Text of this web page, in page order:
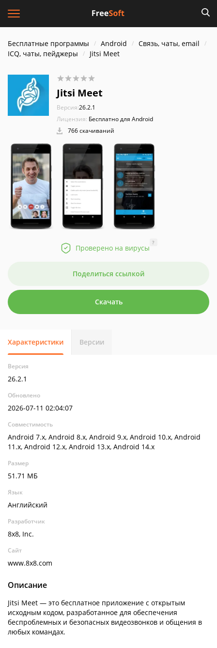
Бесплатные программы Android
Связь, чаты, email
ICQ, чаты, пейджеры
Jitsi Meet
Jitsi Meet
Версия:26.2.1
Лицензия: Бесплатно для Android
766 скачиваний
Проверено на вирусы
?
Поделиться ссылкой
Скачать
Характеристики Версии
Версия
26.2.1
Обновлено
2026-07-11 02:04:07
Совместимость
Android 7.x, Android 8.x, Android 9.x, Android 10.x, Android
11.x, Android 12.x, Android 13.x, Android 14.x
Размер
51.71 МБ
Язык
Английский
Разработчик
8x8, Inc.
Сайт
www.8x8.com
Описание
Jitsi Meet — это бесплатное приложение с открытым
исходным кодом, разработанное для обеспечения
беспроблемных и безопасных видеозвонков и общения в
любых командах.